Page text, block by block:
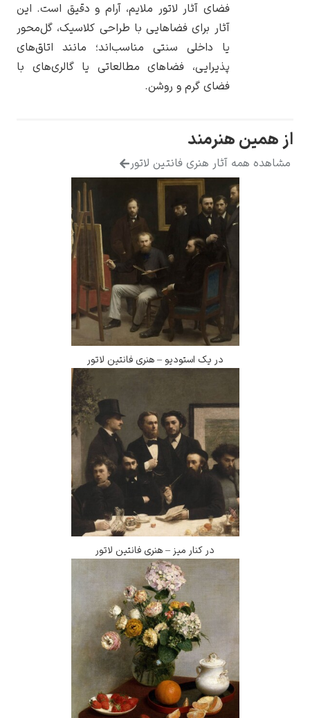
فضای آثار لاتور ملایم، آرام و دقیق است. این
آثار برای فضاهایی با طراحی کلاسیک، گل‌محور
یا داخلی سنتی مناسب‌اند؛ مانند اتاق‌های
پذیرایی، فضاهای مطالعاتی یا گالری‌های با
فضای گرم و روشن.
هنرمند
آثار هنری فانتین لاتور
در یک استودیو – هنری فانتین لاتور
در کنار میز – هنری فانتین لاتور